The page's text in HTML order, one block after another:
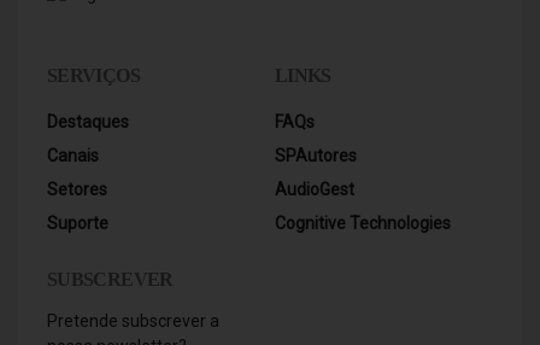
SERVIÇOS
Destaques
Canais
Setores
Suporte
LINKS
FAQs
SPAutores
AudioGest
Cognitive Technologies
SUBSCREVER
Pretende subscrever a